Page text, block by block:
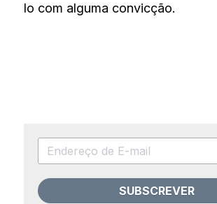
lo com alguma convicção.
SUBSCREVER